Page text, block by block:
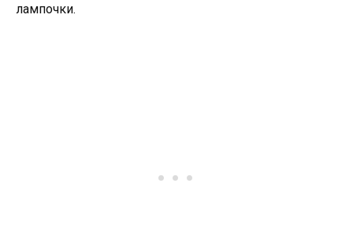
лампочки.